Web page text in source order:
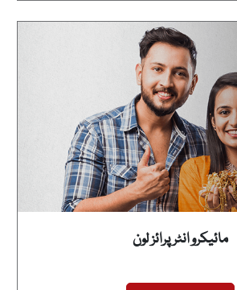
مائیکرو انٹرپرائز لون